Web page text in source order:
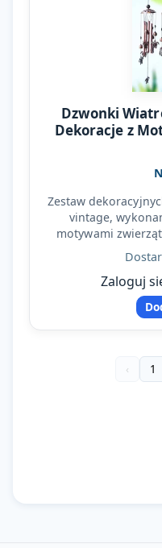
Dzwonki
Dekoracje z
Zestaw
vintage,
motywami
Zaloguj
‹ 1